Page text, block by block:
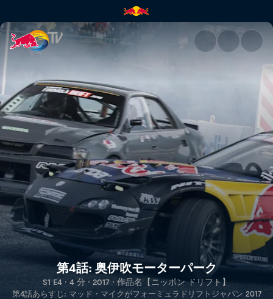
第4話: 奥伊吹モーターパー
第4話: 奥伊吹モーターパーク
S1 E4 · 4 分 · 2017 · 作品名【ニッポン ドリフト】
第4話あらすじ: マッド・マイクがフォーミュラドリフトジャパン 2017